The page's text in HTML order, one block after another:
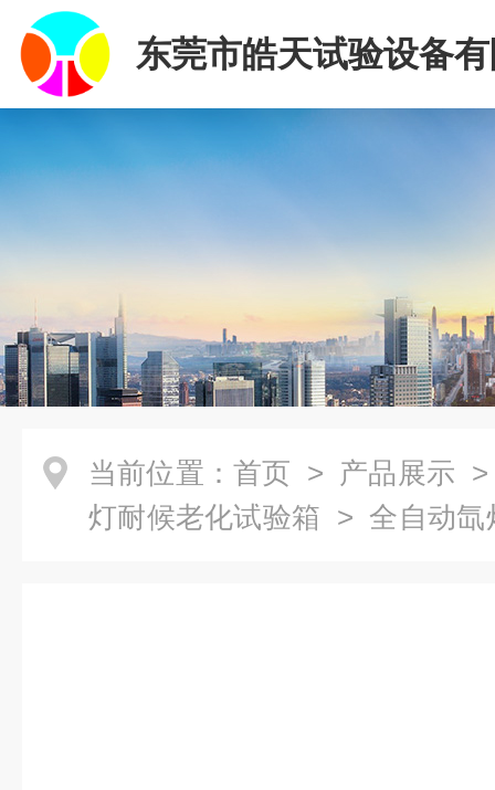
东莞市皓天试验设备
当前位置： 首页 > 产品展示
灯耐候老化试验箱 > 全自动氙